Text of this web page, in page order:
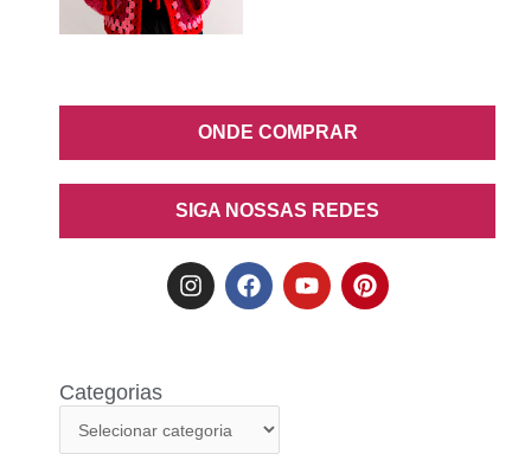
ONDE COMPRAR
SIGA NOSSAS REDES
Categorias